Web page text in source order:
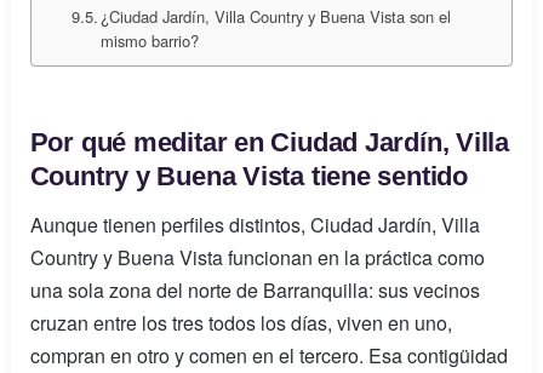
¿Ciudad Jardín, Villa Country y Buena Vista son el
mismo barrio?
Por qué meditar en Ciudad Jardín, Villa
Country y Buena Vista tiene sentido
Aunque tienen perfiles distintos, Ciudad Jardín, Villa
Country y Buena Vista funcionan en la práctica como
una sola zona del norte de Barranquilla: sus vecinos
cruzan entre los tres todos los días, viven en uno,
compran en otro y comen en el tercero. Esa contigüidad